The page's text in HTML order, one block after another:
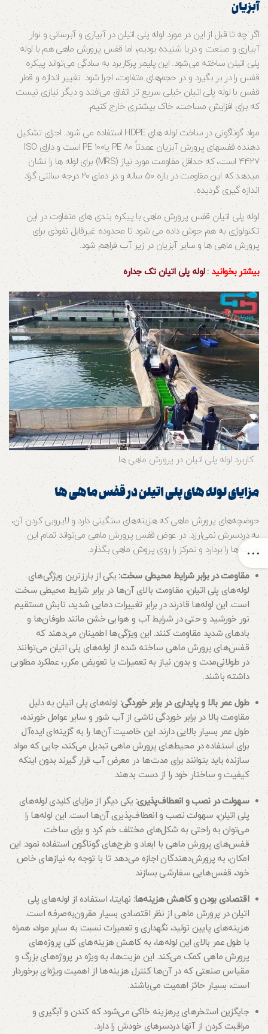
آبزیان
اگر چه تا قبل از این در مورد لوله پلی اتیلن در آبیاری و آبرسانی و نوار
آبیاری و صنعت و دریا شنیده بودیم، اما قفس پرورش ماهی هم با لوله
پلی اتیلن ساخته می‌شود. این پلیمر پرکاربرد به سادگی می‌تواند پیکره
قفس را در بر بگیرد و در حجم‌های متفاوت، اجرا شود. تغییر اندازه و قطر
قفس با لوله پلی اتیلن خیلی سریع تر اتفاق می‌افتد و دیگر نیازی نیست
که برای افزایش مساحت، خاک بیشتری خارج کنیم.
مواد گوناگونی در ساخت لوله های HDPE استفاده می شود. اجزای تشکیل
دهنده قفس‎های پرورش آبزیان‎ عمدتاً PE 80 یاPE 100 است و دارای ISO
4427 است، که حداقل مقاومت مورد نیاز (MRS) برای لوله ‎ها را نشان
می‎دهد که این مقاومت در بازه 50 ساله و در دمای 20 درجه سانتی گراد
اندازه گیری گردیده.
لوله پلی اتیلن قفس پرورش ماهی با پیکره بندی های متفاوت در این
تکنولوژی به هم جوش داده می شود تا محدوده غیرقابل نفوذی برای
پرورش ماهی ها و سایر آبزیان در زیر آب فراهم شود.
بیشتر بخوانید :لوله پلی اتیلن تک جداره
کاربرد لوله پلی اتیلن در پرورش ماهی ها
مزایای لوله های پلی اتیلن در قفس ماهی ها
حوضچه‌های پرورش ماهی که هزینه‌های سنگینی دارد و لایروبی کردن آن،
به دردسرش نمی‌ارزد. در عوض قفس پرورش ماهی می‌تواند تمام این
هزینه‌ها را بردارد و تمرکز را روی پروش ماهی بگذارد.
مقاومت در برابر شرایط محیطی سخت:یکی از بارزترین ویژگی‌های
لوله‌های پلی اتیلن، مقاومت بالای آن‌ها در برابر شرایط محیطی سخت
است. این لوله‌ها قادرند در برابر تغییرات دمایی شدید، تابش مستقیم
نور خورشید و حتی در شرایط آب‌ و هوایی خشن مانند طوفان‌ها و
بادهای شدید مقاومت کنند. این ویژگی‌ها اطمینان می‌دهند که
قفس‌های پرورش ماهی ساخته شده از لوله‌های پلی اتیلن می‌توانند
در طولانی‌مدت و بدون نیاز به تعمیرات یا تعویض مکرر، عملکرد مطلوبی
داشته باشند.
طول عمر بالا و پایداری در برابر خوردگی: لوله‌های پلی اتیلن به دلیل
مقاومت بالا در برابر خوردگی ناشی از آب شور و سایر عوامل خورنده،
طول عمر بسیار بالایی دارند. این خاصیت آن‌ها را به گزینه‌ای ایده‌آل
برای استفاده در محیط‌های پرورش ماهی تبدیل می‌کند، جایی که مواد
سازنده باید بتوانند برای مدت‌ها در معرض آب قرار گیرند بدون اینکه
کیفیت و ساختار خود را از دست بدهند.
سهولت در نصب و انعطاف‌پذیری:یکی دیگر از مزایای کلیدی لوله‌های
پلی اتیلن، سهولت نصب و انعطاف‌پذیری آن‌ها است. این لوله‌ها را
می‌توان به راحتی به شکل‌های مختلف خم کرد و برای ساخت
قفس‌های پرورش ماهی با ابعاد و طرح‌های گوناگون استفاده نمود. این
امکان، به پرورش‌دهندگان اجازه می‌دهد تا با توجه به نیازهای خاص
خود، قفس‌هایی سفارشی بسازند.
اقتصادی بودن و کاهش هزینه‌ها:نهایتا، استفاده از لوله‌های پلی
اتیلن در پرورش ماهی از نظر اقتصادی بسیار مقرون‌به‌صرفه است.
هزینه‌های پایین تولید، نگهداری و تعمیرات نسبت به سایر مواد، همراه
با طول عمر بالای این لوله‌ها، به کاهش هزینه‌های کلی پروژه‌های
پرورش ماهی کمک می‌کند. این مزیت‌ها، به ویژه در پروژه‌های بزرگ و
مقیاس صنعتی که در آن‌ها کنترل هزینه‌ها از اهمیت ویژه‌ای برخوردار
است، بسیار حائز اهمیت می‌باشند.
جایگزین استخرهای پرهزینه خاکی می‌شود که کندن و آبگیری و
مراقبت کردن از آنها دردسرهای خودش را دارد.